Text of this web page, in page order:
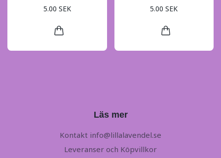
5.00 SEK
5.00 SEK
Läs mer
Kontakt info@lillalavendel.se
Leveranser och Köpvillkor